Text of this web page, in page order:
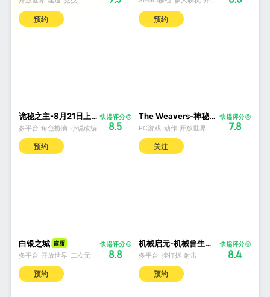
预约 预约
诡秘之主-8月21日上线
多平台 角色扮演 小说改编 8.5
预约
The Weavers-神秘次时代动作新游-PC
PC游戏 动作 开放世界 7.8
关注
白银之城
多平台 开放世界 二次元 8.8
预约
机械启元-机械兽生存新游
多平台 搜打拆 射击 8.4
预约